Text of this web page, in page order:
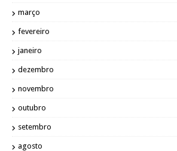
março
fevereiro
janeiro
dezembro
novembro
outubro
setembro
agosto